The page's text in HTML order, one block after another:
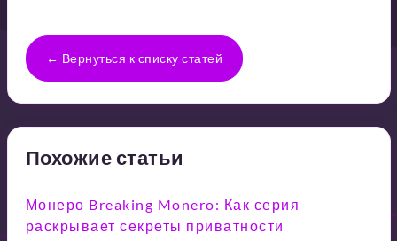
← Вернуться к списку статей
Похожие статьи
Монеро Breaking Monero: Как серия
раскрывает секреты приватности